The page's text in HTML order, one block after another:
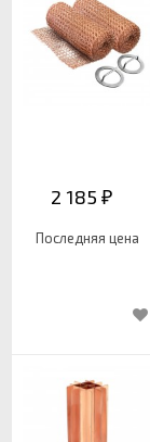
2 185 ₽
Последняя цена